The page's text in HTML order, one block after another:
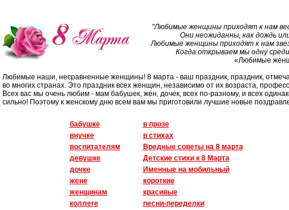
"Любимые женщины приходят к нам
Они неожиданны, как дождь
Любимые женщины приходят к нам
Когда открываем мы одну среди
«Любимые
Любимые наши, несравненные женщины! 8 марта - ваш праздник, праздник,
во многих странах. Это праздник всех женщин, независимо от их возраста,
Всех вас мы очень любим - мам бабушек, жен, дочек, всех по-разному, и всех
сильно! Поэтому к женскому дню всем вам мы приготовили лучшие новые
бабушке
внучке
воспитателям
девушке
дочке
жене
женщинам
коллеге
в прозе
в стихах
Вредные советы на 8 марта
Детские стихи к 8 Марта
Именные на мобильный
короткие
красивые
песни-переделки